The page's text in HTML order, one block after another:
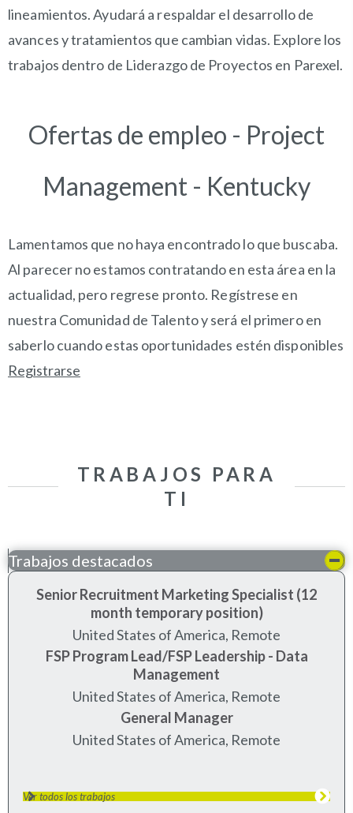
lineamientos. Ayudará a respaldar el desarrollo de
avances y tratamientos que cambian vidas. Explore los
trabajos dentro de Liderazgo de Proyectos en Parexel.
Ofertas de empleo - Project
Management - Kentucky
Lamentamos que no haya encontrado lo que buscaba.
Al parecer no estamos contratando en esta área en la
actualidad, pero regrese pronto. Regístrese en
nuestra Comunidad de Talento y será el primero en
saberlo cuando estas oportunidades estén disponibles
Registrarse
TRABAJOS PARA
TI
Trabajos destacados
Senior Recruitment Marketing Specialist (12
month temporary position)
United States of America, Remote
FSP Program Lead/FSP Leadership - Data
Management
United States of America, Remote
General Manager
United States of America, Remote
Ver todos los trabajos